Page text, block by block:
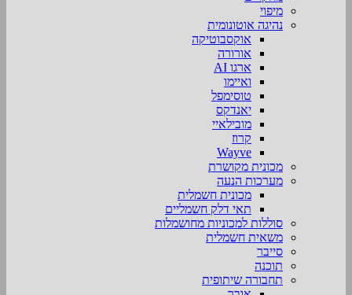
מיפוי
נהיגה אוטונומית
אוקסבוטיקה
אורורה
ארגו AI
ואיימו
טוסימפל
יאנדקס
מובילאיי
קרוז
Wayve
מכונית מקושרת
מערכות הנעה
מכונית חשמלית
תאי דלק חשמליים
סוללות למכוניות מחושמלות
משאית חשמלית
סייבר
תוכנה
תחבורה שיתופית